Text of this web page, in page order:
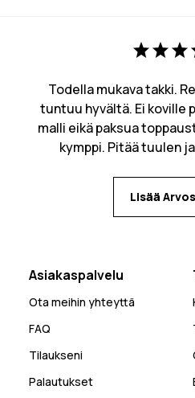
Todella mukava takki.
tuntuu hyvältä. Ei koville
malli eikä paksua
kymppi. Pitää tuulen
Lisää
Asiakaspalvelu
Ota meihin yhteyttä
FAQ
Tilaukseni
Palautukset